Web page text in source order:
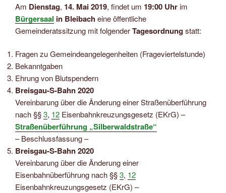
Am Dienstag, 14. Mai 2019, findet um 19:00 Uhrim
Bürgersaal in Bleibacheine öffentliche
Gemeinderatssitzung mit folgenderTagesordnungstatt:
Fragen zu Gemeindeangelegenheiten (Frageviertelstunde)
Bekanntgaben
Ehrung von Blutspendern
Breisgau-S-Bahn 2020
Vereinbarung über die Änderung einer Straßenüberführung
nach §§3, 12 Eisenbahnkreuzungsgesetz (EKrG) –
Straßenüberführung „Silberwaldstraße“
– Beschlussfassung –
Breisgau-S-Bahn 2020
Vereinbarung über die Änderung einer
Eisenbahnüberführung nach §§3, 12
Eisenbahnkreuzungsgesetz (EKrG) –